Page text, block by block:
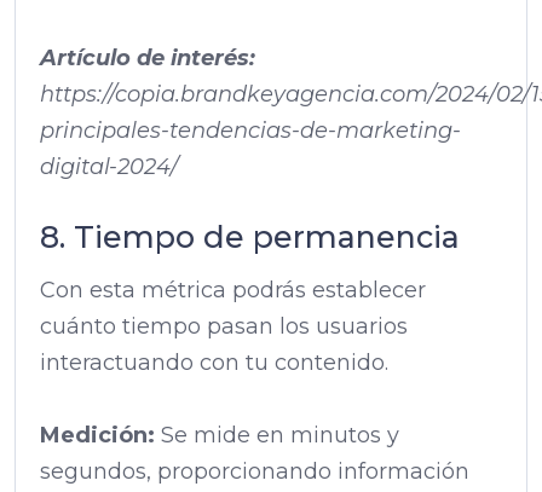
Artículo de interés:
https://copia.brandkeyagencia.com/2024/02/
principales-tendencias-de-marketing-
digital-2024/
8. Tiempo de permanencia
Con esta métrica podrás establecer
cuánto tiempo pasan los usuarios
interactuando con tu contenido.
Medición: Se mide en minutos y
segundos, proporcionando información